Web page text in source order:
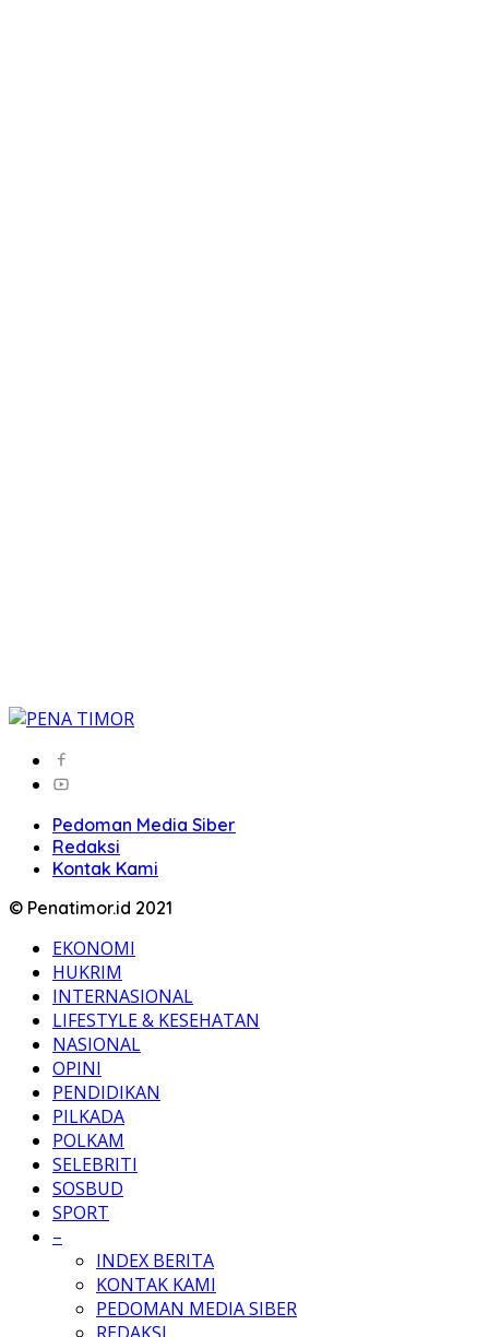
Pedoman Media Siber
Redaksi
Kontak Kami
© Penatimor.id 2021
EKONOMI
HUKRIM
INTERNASIONAL
LIFESTYLE & KESEHATAN
NASIONAL
OPINI
PENDIDIKAN
PILKADA
POLKAM
SELEBRITI
SOSBUD
SPORT
–
INDEX BERITA
KONTAK KAMI
PEDOMAN MEDIA SIBER